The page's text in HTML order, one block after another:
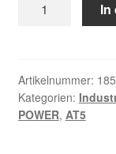
Warenkorb
AP
Menge
In
Artikelnummer:
Kategorien:
POWER, AT5